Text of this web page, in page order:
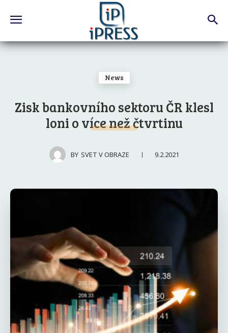
News
Zisk bankovního sektoru ČR klesl
loni o více než čtvrtinu
BY SVET V OBRAZE 9.2.2021